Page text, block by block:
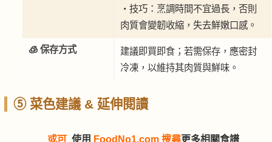
・技巧：烹調時間不宜過長，否則
肉質會變韌收縮，失去鮮嫩口感。
🧊 保存方式
建議即買即食；若需保存，應密封
冷凍，以維持其肉質與鮮味。
⑤ 菜色建議 & 延伸閱讀
或可 使用 FoodNo1.com 搜尋更多相關食譜